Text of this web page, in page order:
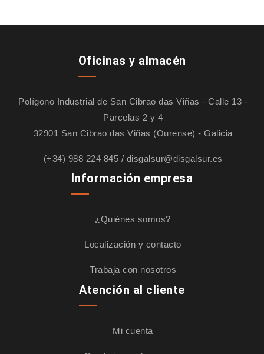
Oficinas y almacén
Polígono Industrial de San Cibrao das Viñas - Calle 13 -
Parcelas 2 y 4
32901 San Cibrao das Viñas (Ourense) - Galicia
(+34) 988 224 845 / disgalsur@disgalsur.es
Información empresa
¿Quiénes somos?
Localización y contacto
Trabaja con nosotros
Atención al cliente
Mi cuenta